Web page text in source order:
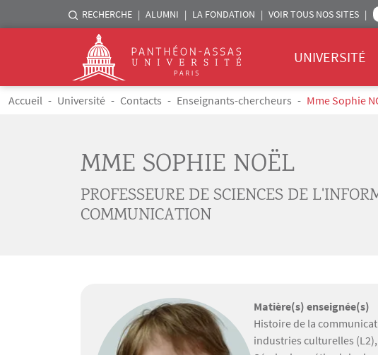
Aller au contenu principal
Menu liste sites Assas
RECHERCHE ALUMNI LA FONDATION VOIR TOUS NOS SITES
Logo
UNIVERSITÉ
Fil d'Ariane
Accueil Université Contacts Enseignants-chercheurs Mme Sophie
MME SOPHIE NOËL
PROFESSEURE DE SCIENCES DE
COMMUNICATION
Matière(s) enseignée(s)
Histoire de la
industries culturelles